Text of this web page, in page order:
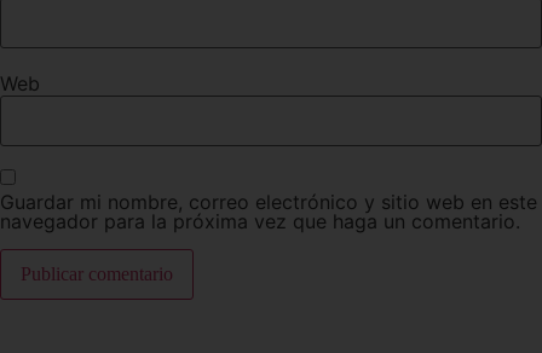
Web
Guardar mi nombre, correo electrónico y sitio web en este
navegador para la próxima vez que haga un comentario.